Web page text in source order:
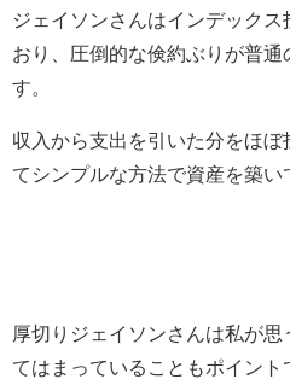
ジェイソンさんはインデック
おり、圧倒的な倹約ぶりが普
す。
収入から支出を引いた分をほ
てシンプルな方法で資産を築い
厚切りジェイソンさんは私が
てはまっていることもポイント